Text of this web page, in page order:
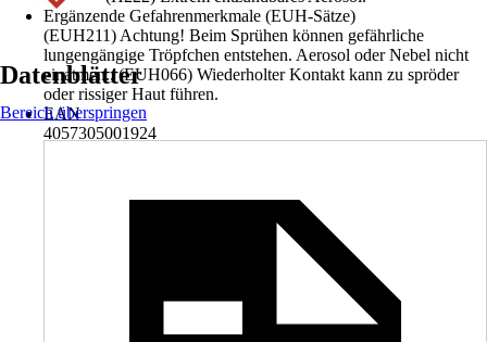
Ergänzende Gefahrenmerkmale (EUH-Sätze)
(EUH211) Achtung! Beim Sprühen können gefährliche
lungengängige Tröpfchen entstehen. Aerosol oder Nebel nicht
einatmen., (EUH066) Wiederholter Kontakt kann zu spröder
oder rissiger Haut führen.
EAN
4057305001924
Datenblätter
Bereich überspringen